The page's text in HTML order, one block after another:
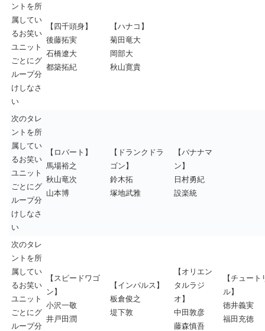
ントを所
属してい
るお笑い
ユニット
ごとにグ
ループ分
けしなさ
い
【四千頭身】
後藤拓実
石橋遼大
都築拓紀
【ハナコ】
菊田竜大
岡部大
秋山寛貴
次のタレ
ントを所
属してい
るお笑い
ユニット
ごとにグ
ループ分
けしなさ
い
【ロバート】
馬場裕之
秋山竜次
山本博
【ドランクドラ
ゴン】
鈴木拓
塚地武雅
【バナナマ
ン】
日村勇紀
設楽統
次のタレ
ントを所
属してい
るお笑い
ユニット
ごとにグ
ループ分
【スピードワゴ
ン】
小沢一敬
井戸田潤
【インパルス】
板倉俊之
堤下敦
【オリエン
タルラジ
オ】
中田敦彦
藤森慎吾
【チュート
ル】
徳井義実
福田充徳